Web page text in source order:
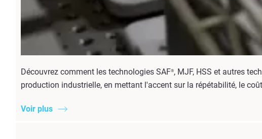
Découvrez comment les technologies SAF®, MJF, HSS et autres
production industrielle, en mettant l'accent sur la répétabilité, le
Voir plus